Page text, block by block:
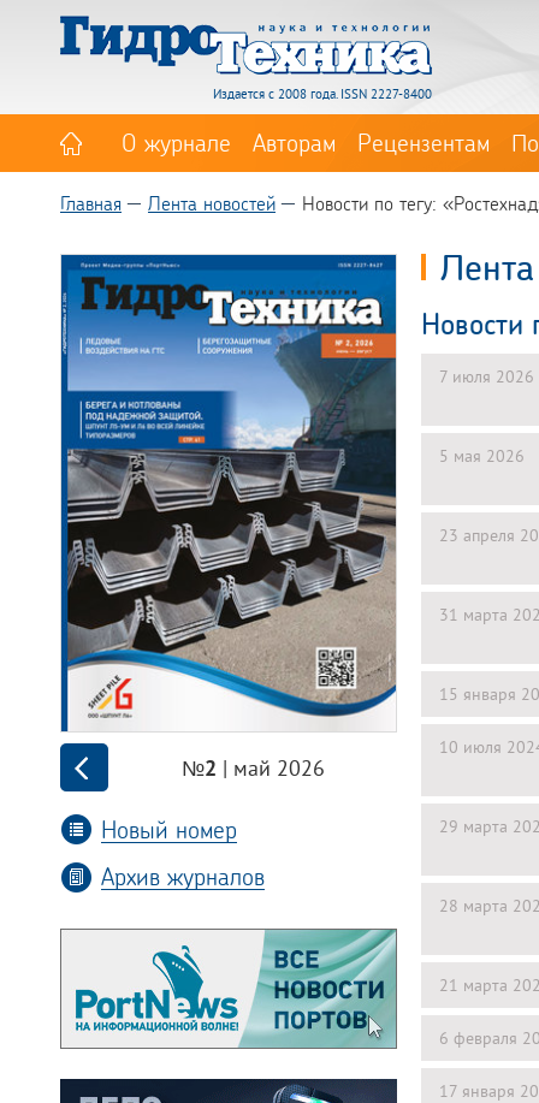
Издается с 2008 года. ISSN 2227-8400
О журнале Авторам Рецензентам
Главная Лента новостей Новости по тегу:
№2 | май 2026
Новый номер
Архив журналов
Новости
7 июля 2026
5 мая 2026
23 апреля
31 марта
15 января
10 июля
29 марта
28 марта
21 марта
6 февраля
17 января